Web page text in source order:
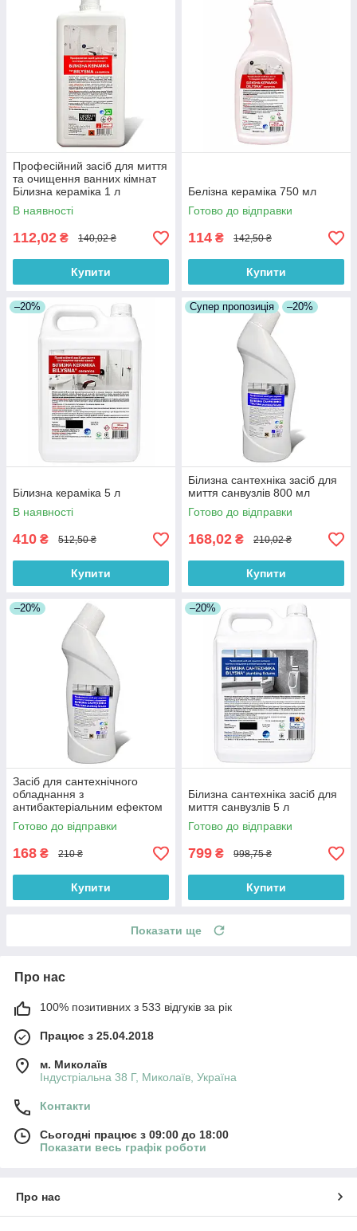
Професійний засіб для миття
та очищення ванних кімнат
Білизна кераміка 1 л
В наявності
112,02 ₴ 140,02 ₴
Купити
Белізна кераміка 750 мл
Готово до відправки
114 ₴ 142,50 ₴
Купити
–20%
Білизна кераміка 5 л
В наявності
410 ₴ 512,50 ₴
Купити
Супер пропозиція –20%
Білизна сантехніка засіб для
миття санвузлів 800 мл
Готово до відправки
168,02 ₴ 210,02 ₴
Купити
–20%
Засіб для сантехнічного
обладнання з
антибактеріальним ефектом
Білизна сантехніка 800 мл
Готово до відправки
168 ₴ 210 ₴
Купити
–20%
Білизна сантехніка засіб для
миття санвузлів 5 л
Готово до відправки
799 ₴ 998,75 ₴
Купити
Показати ще
Про нас
100% позитивних з 533 відгуків за рік
Працює з 25.04.2018
м. Миколаїв
Індустріальна 38 Г, Миколаїв, Україна
Контакти
Сьогодні працює з 09:00 до 18:00
Показати весь графік роботи
Про нас